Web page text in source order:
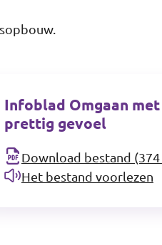
Infoblad Omgaan
prettig gevoel
Download bestand (374
Het bestand voorlezen